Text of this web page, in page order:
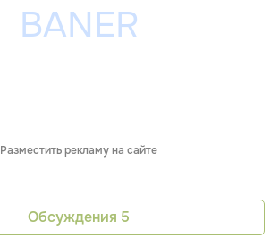
Разместить рекламу на сайте
Обсуждения 5